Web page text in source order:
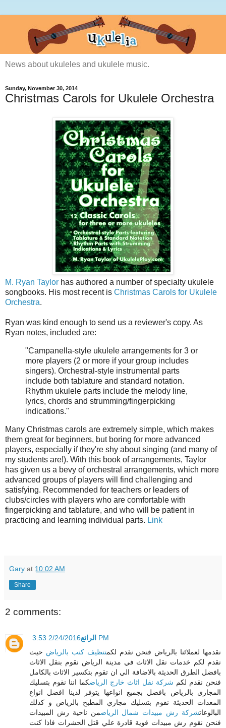
News about ukuleles and ukulele music.
Sunday, November 30, 2014
Christmas Carols for Ukulele Orchestra
M. Ryan Taylor has authored a number of specialty ukulele
songbooks. His most recent is Christmas Carols for Ukulele
Orchestra.
Ryan was kind enough to send us a reviewer's copy. As
Ryan notes, included are:
"Campanella-style ukulele arrangements for 3 or
more players (2 or more if your group includes
singers). Orchestral-style instrumental parts
include both tablature and standard notation.
Rhythm ukulele parts include the melody line,
lyrics, chords and strumming/fingerpicking
indications."
Many Christmas carols are extremely simple, which makes
them great for beginners, but boring for more advanced
players, especially if they're shy about singing (and many of
my students are!). With this book of arrangements, Taylor
has given us a bevy of orchestral arrangements, which more
advanced groups of players will find challenging and
satisfying. Recommended for teachers or leaders of
clubs/circles with players who are comfortable with
fingerpicking and tablature, and who will be patient in
practicing and learning individual parts. Link
Gary at 10:02 AM
Share
2 comments:
الرائع 2/24/2016 3:53 PM
نقدمها لعملائنا بالرياض فنحن نقدم لكمتنظيف كنب بالرياض حيث
نقدم لكم خدمات نقل الاثاث في مدينة الرياض نقوم بنقل الاثاث
بافضل الطرق الحديثة بالاضافة الي ان تقوم بتكسير الاثاث بالكامل
فنحن نقدم لكم شركة نقل اثاث خارج الرياضكما اننا نقوم بتسليك
المجاري بالرياض بافضل بجميع انواعها يتوفر لدينا افضل انواع
المعدات الحديثة نقوم بتسليك مجاري المطبخ بالرياض و كذلك
البالوعاتشركة رش مبيدات شمال الرياضمن ناحية رش المبيدات
فنحن نقوم رش مبيدات قوية قادرة علي قتل الحشرات فاذا كنت